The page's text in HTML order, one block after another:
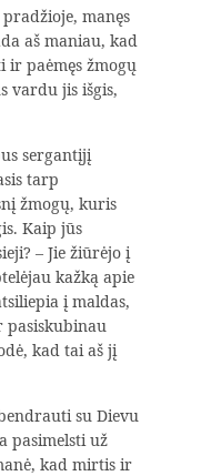
manęs
aš maniau, kad
ir paėmęs žmogų
vardu jis išgis,
sergantįjį
tarp
žmogų, kuris
Kaip jūs
– Jie žiūrėjo į
kažką apie
į maldas,
pasiskubinau
kad tai aš jį
su Dievu
pasimelsti už
kad mirtis ir